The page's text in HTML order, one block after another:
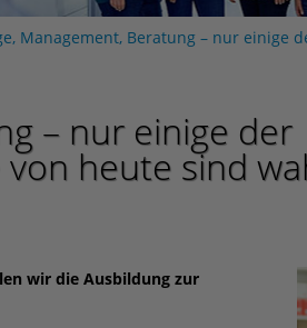
Management, Beratung – nur einige
– nur einige der
heute sind
wir die Ausbildung zur